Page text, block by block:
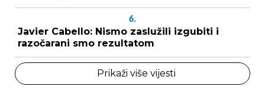
6.
Javier Cabello: Nismo zaslužili izgubiti i
razočarani smo rezultatom
Prikaži više vijesti